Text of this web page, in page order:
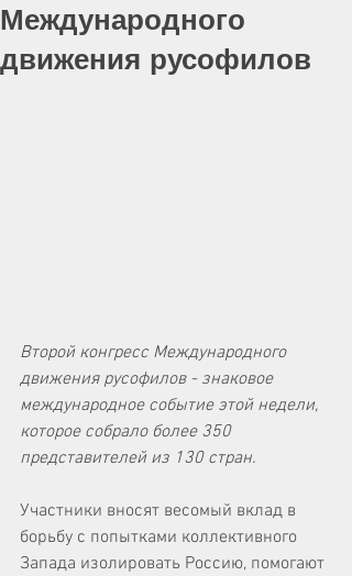
Международного
движения русофилов
Второй конгресс Международного
движения русофилов - знаковое
международное событие этой недели,
которое собрало более 350
представителей из 130 стран.
Участники вносят весомый вклад в
борьбу с попытками коллективного
Запада изолировать Россию, помогают